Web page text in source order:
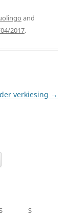
and
2017.
verkiesing →
S